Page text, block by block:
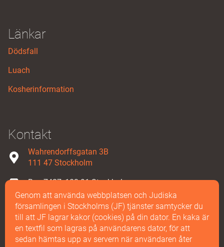
Länkar
Dödsfall
Luach
Kosherinformation
Kontakt
Wahrendorffsgatan 3B
111 47 Stockholm
Box 7427, 103 91 Stockholm
08-587 858 00
Maila oss
Genom att använda webbplatsen och Judiska
församlingen i Stockholms (JF) tjänster samtycker du
till att JF lagrar kakor (cookies) på din dator. En kaka är
en textfil som lagras på användarens dator, för att
sedan hämtas upp av servern när användaren åter